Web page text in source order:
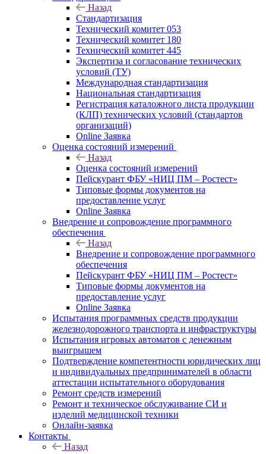
Назад
Стандартизация
Технический комитет 053
Технический комитет 180
Технический комитет 445
Экспертиза и согласование технических
условий (ТУ)
Международная стандартизация
Национальная стандартизация
Регистрация каталожного листа продукции
(КЛП) технических условий (стандартов
организаций)
Online Заявка
Оценка состояний измерений
Назад
Оценка состояний измерений
Пейскурант ФБУ «НИЦ ПМ – Ростест»
Типовые формы документов на
предоставление услуг
Online Заявка
Внедрение и сопровождение программного
обеспечения
Назад
Внедрение и сопровождение программного
обеспечения
Пейскурант ФБУ «НИЦ ПМ – Ростест»
Типовые формы документов на
предоставление услуг
Online Заявка
Испытания программных средств продукции
железнодорожного транспорта и инфраструктуры
Испытания игровых автоматов с денежным
выигрышем
Подтверждение компетентности юридических лиц
и индивидуальных предпринимателей в области
аттестации испытательного оборудования
Ремонт средств измерений
Ремонт и техническое обслуживание СИ и
изделий медицинской техники
Онлайн-заявка
Контакты
Назад